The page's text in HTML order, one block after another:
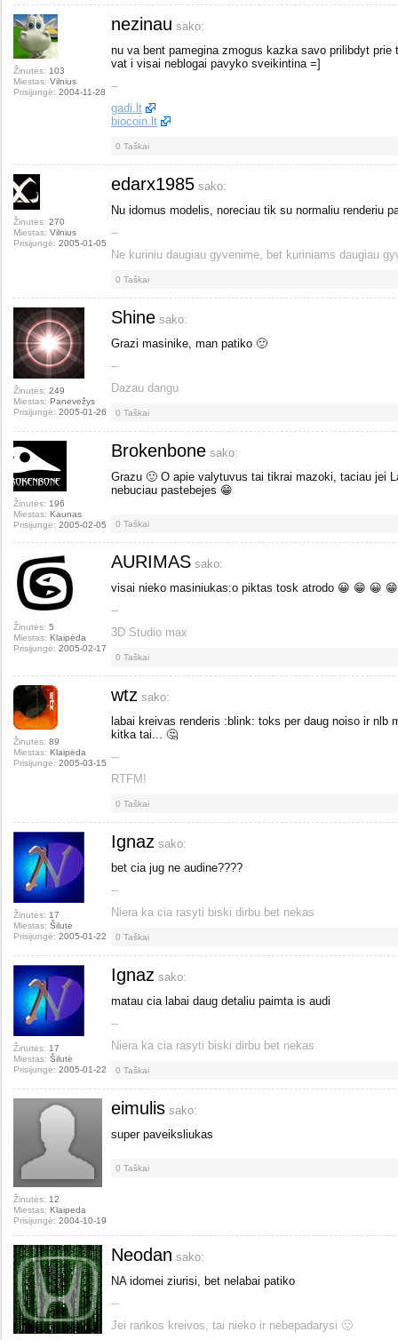
Žinutės: 103
Miestas: Vilnius
Prisijungė: 2004-11-28
nezinau sako:
nu va bent pamegina zmogus kazka savo prilibdyt
vat i visai neblogai pavyko sveikintina =]
--
gadi.lt
biocoin.lt
0 Taškai
Žinutės: 270
Miestas: Vilnius
Prisijungė: 2005-01-05
edarx1985 sako:
Nu idomus modelis, noreciau tik su normaliu renderiu
--
Ne kuriniu daugiau gyvenime, bet kuriniams daugiau
0 Taškai
Žinutės: 249
Miestas: Panevežys
Prisijungė: 2005-01-26
Shine sako:
Grazi masinike, man patiko 🙂
--
Dazau dangu
0 Taškai
Žinutės: 196
Miestas: Kaunas
Prisijungė: 2005-02-05
Brokenbone sako:
Grazu 🙂 O apie valytuvus tai tikrai mazoki, taciau jei
nebuciau pastebejes 😁
0 Taškai
Žinutės: 5
Miestas: Klaipėda
Prisijungė: 2005-02-17
AURIMAS sako:
visai nieko masiniukas:o piktas tosk atrodo 😀 😁 😀
--
3D Studio max
0 Taškai
Žinutės: 89
Miestas: Klaipėda
Prisijungė: 2005-03-15
wtz sako:
labai kreivas renderis :blink: toks per daug noiso ir nlb
kitka tai... 🤔
--
RTFM!
0 Taškai
Žinutės: 17
Miestas: Šilutė
Prisijungė: 2005-01-22
Ignaz sako:
bet cia jug ne audine????
--
Niera ka cia rasyti biski dirbu bet nekas
0 Taškai
Žinutės: 17
Miestas: Šilutė
Prisijungė: 2005-01-22
Ignaz sako:
matau cia labai daug detaliu paimta is audi
--
Niera ka cia rasyti biski dirbu bet nekas
0 Taškai
Žinutės: 12
Miestas: Klaipeda
Prisijungė: 2004-10-19
eimulis sako:
super paveiksliukas
0 Taškai
Neodan sako:
NA idomei ziurisi, bet nelabai patiko
--
Jei rankos kreivos, tai nieko ir nebepadarysi 🙂